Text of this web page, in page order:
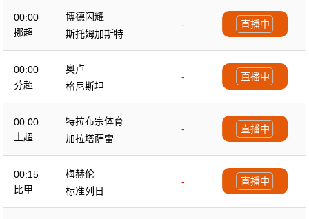
00:00
挪超
博德闪耀
-
斯托姆加斯特
直播中
00:00
芬超
奥卢
-
格尼斯坦
直播中
00:00
土超
特拉布宗体育
-
加拉塔萨雷
直播中
00:15
比甲
梅赫伦
-
标准列日
直播中